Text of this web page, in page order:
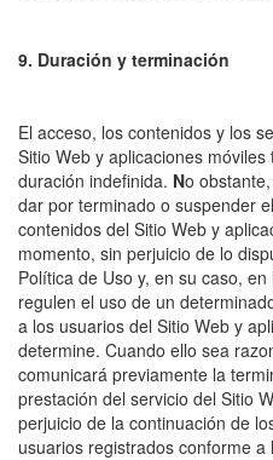
9. Duración y terminación
El acceso, los contenidos y los
Sitio Web y aplicaciones
duración indefinida. No
dar por terminado o suspender
contenidos del Sitio Web y
momento, sin perjuicio de lo
Política de Uso y, en su caso,
regulen el uso de un
a los usuarios del Sitio Web y
determine. Cuando ello sea
comunicará previamente la
prestación del servicio del Sitio
perjuicio de la continuación de
usuarios registrados conforme